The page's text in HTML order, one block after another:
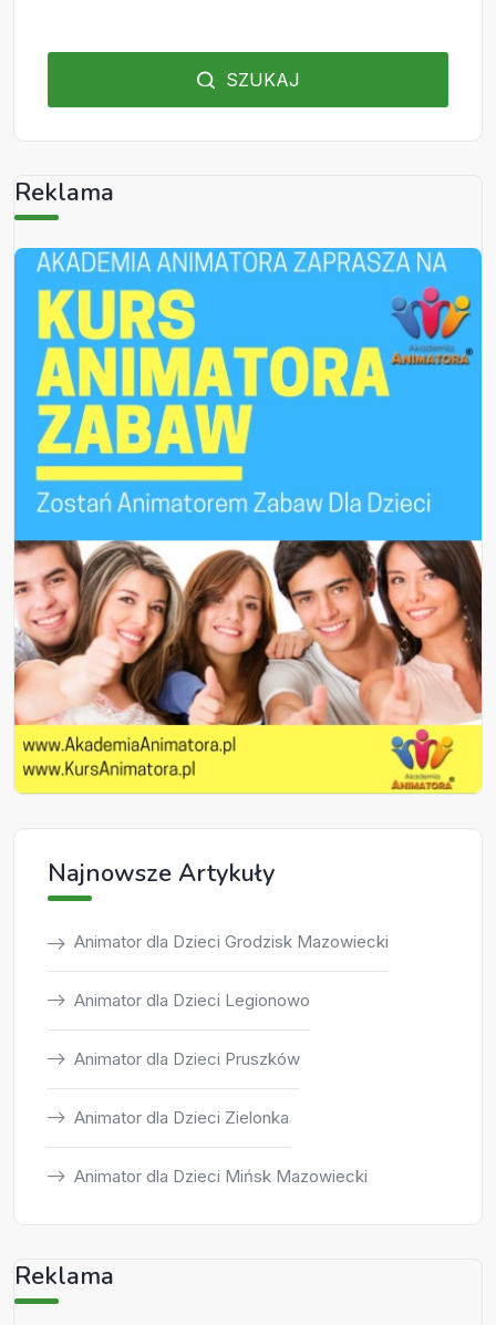
SZUKAJ
Reklama
Najnowsze Artykuły
Animator dla Dzieci Grodzisk Mazowiecki
Animator dla Dzieci Legionowo
Animator dla Dzieci Pruszków
Animator dla Dzieci Zielonka
Animator dla Dzieci Mińsk Mazowiecki
Reklama